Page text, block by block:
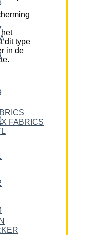
dit type
in de
FABRICS